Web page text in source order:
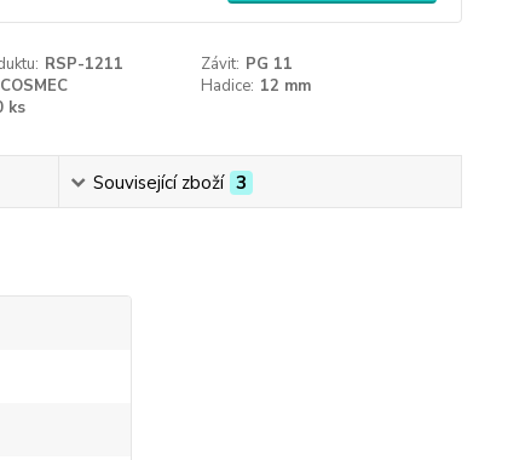
RSP-1211 Závit: PG 11
COSMEC Hadice: 12 mm
ks
Související zboží 3